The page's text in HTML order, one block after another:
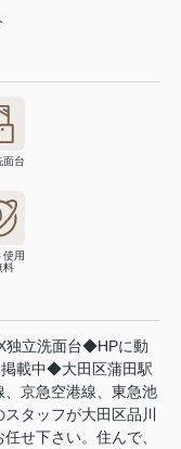
面台
使用
料
独立洗面台◆HPに動
載中◆大田区蒲田駅
京急空港線、東急池
タッフが大田区品川
せ下さい。住んで、